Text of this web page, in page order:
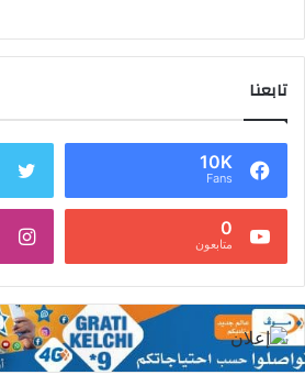
تابعنا
10K
Fans
0
متابعون